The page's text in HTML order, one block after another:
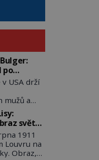
po
USA drží
mužů a
číslo
bin
To je
Bulger
ze
světa
1911
Louvru na
Obraz,